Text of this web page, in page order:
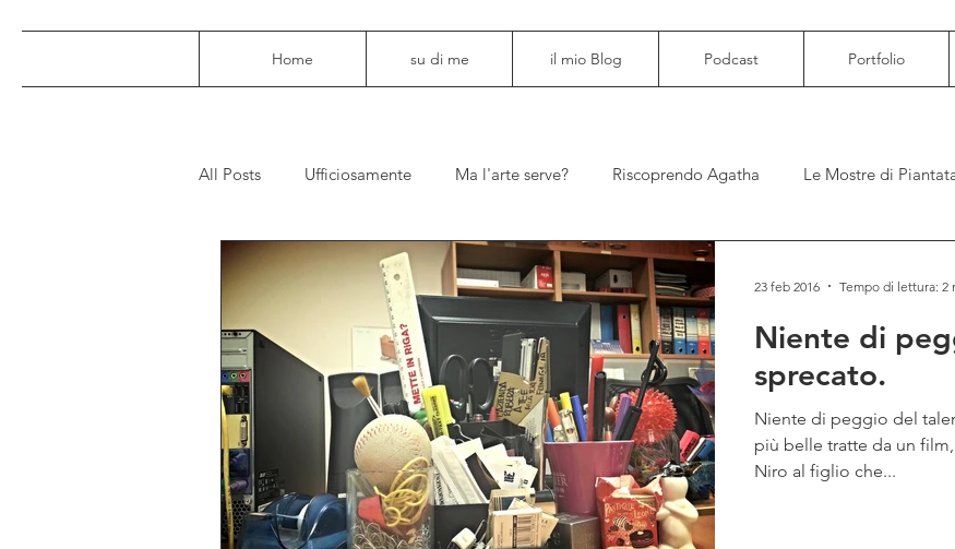
Home su di me il mio Blog Podcast Portfolio
All Posts Ufficiosamente Ma l'arte serve? Riscoprendo Agatha Le Mostre di
PiantataStorta Contemporanea Le ricette di Piantatastorta
My Top 5
Niente di
sprecato.
Niente di peggio del
più belle tratte da un
Niro al figlio che...
23 feb 2016 Tempo di lettura: 2